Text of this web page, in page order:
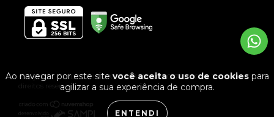
Ao navegar por este sitevocê aceita o uso de cookiespara
agilizar a sua experiência de compra.
ENTENDI
Copyright GUILGUE LTDA - 09586928000174 - 2026. Todos os
direitos reservados.